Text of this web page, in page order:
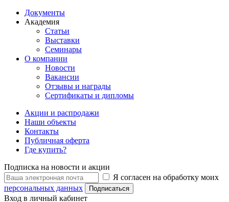
Документы
Академия
Статьи
Выставки
Семинары
О компании
Новости
Вакансии
Отзывы и награды
Сертификаты и дипломы
Акции и распродажи
Наши объекты
Контакты
Публичная оферта
Где купить?
Подписка на новости и акции
Я согласен на обработку моих
персональных данных
Подписаться
Вход в личный кабинет